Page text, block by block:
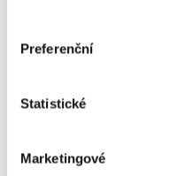
Preferenční
Statistické
Marketingové